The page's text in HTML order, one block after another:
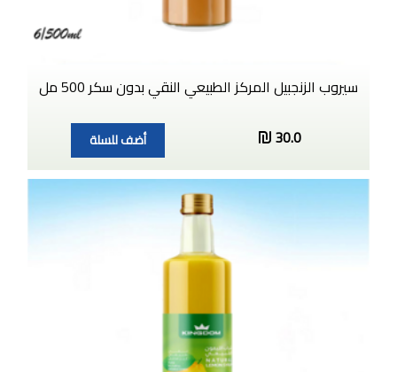
سيروب الزنجبيل المركز الطبيعي النقي بدون سكر 500 مل
30.0
أضف للسلة